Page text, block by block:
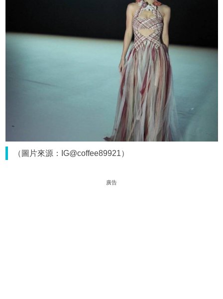
（圖片來源：IG@coffee89921）
廣告